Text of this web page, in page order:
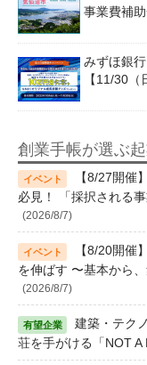
事業費補
みずほ銀
【11/30（
創業手帳が選ぶ
【8/27開催
必見！ 「採択される
(2026/8/7)
【8/20開催
を伸ばす 〜基本から
(2026/8/7)
建築・テク
荘を手がける「NOT